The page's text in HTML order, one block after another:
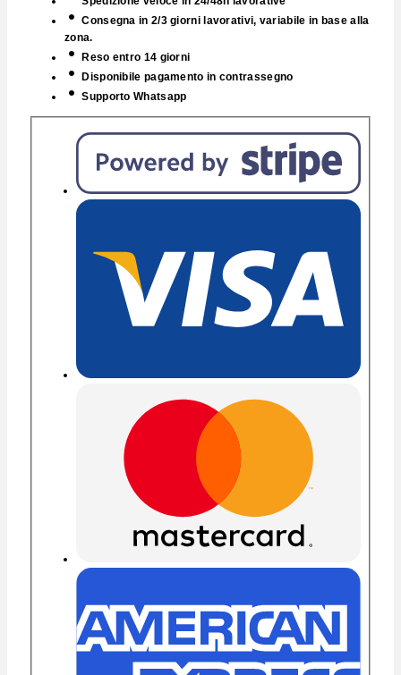
Consegna in 2/3 giorni lavorativi, variabile in base alla
zona.
Reso entro 14 giorni
Disponibile pagamento in contrassegno
Supporto Whatsapp